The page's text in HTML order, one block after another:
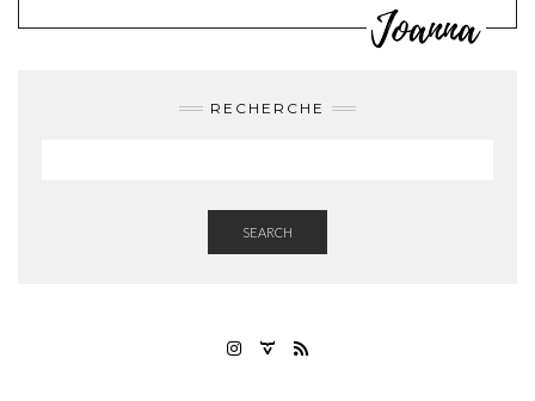
RECHERCHE
SEARCH